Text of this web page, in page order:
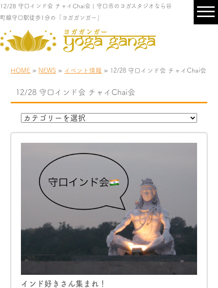
12/28 守口インド会 チャイChai会 | 守口市のヨガスタジオなら谷
町線守口駅徒歩1分の「ヨガガンガー」
HOME » NEWS » イベント情報 » 12/28 守口インド会 チャイChai会
12/28 守口インド会 チャイChai会
インド好きさん集まれ！